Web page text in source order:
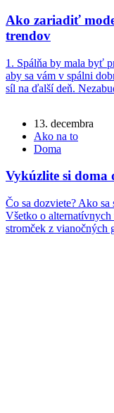
Ako zariadiť
trendov
1. Spálňa by mala byť
aby sa vám v spálni
síl na ďalší deň.
13. decembra
Ako na to
Doma
Vykúzlite si doma
Čo sa dozviete? Ako
Všetko o
stromček z vianočných